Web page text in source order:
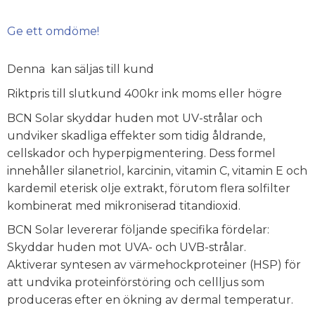
Ge ett omdöme!
Denna kan säljas till kund
Riktpris till slutkund 400kr ink moms eller högre
BCN Solar skyddar huden mot UV-strålar och
undviker skadliga effekter som tidig åldrande,
cellskador och hyperpigmentering. Dess formel
innehåller silanetriol, karcinin, vitamin C, vitamin E och
kardemil eterisk olje extrakt, förutom flera solfilter
kombinerat med mikroniserad titandioxid.
BCN Solar levererar följande specifika fördelar:
Skyddar huden mot UVA- och UVB-strålar.
Aktiverar syntesen av värmehockproteiner (HSP) för
att undvika proteinförstöring och cellljus som
produceras efter en ökning av dermal temperatur.